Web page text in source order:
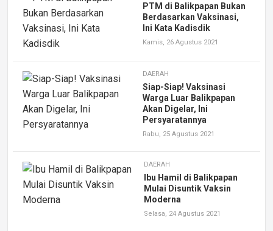
PTM di Balikpapan Bukan
Berdasarkan Vaksinasi,
Ini Kata Kadisdik
Kamis, 26 Agustus 2021
DAERAH
Siap-Siap! Vaksinasi
Warga Luar Balikpapan
Akan Digelar, Ini
Persyaratannya
Rabu, 25 Agustus 2021
DAERAH
Ibu Hamil di Balikpapan
Mulai Disuntik Vaksin
Moderna
Selasa, 24 Agustus 2021